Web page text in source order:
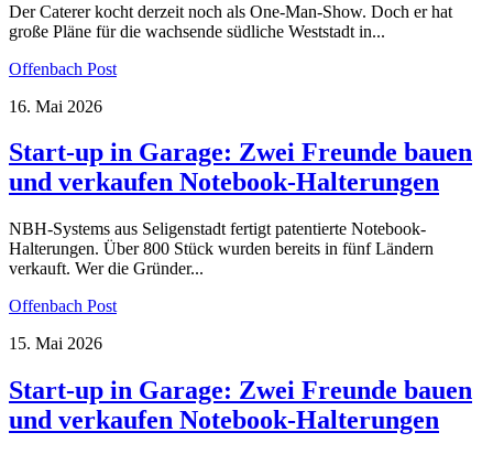
Der Caterer kocht derzeit noch als One-Man-Show. Doch er hat
große Pläne für die wachsende südliche Weststadt in...
Offenbach Post
16. Mai 2026
Start-up in Garage: Zwei Freunde bauen
und verkaufen Notebook-Halterungen
NBH-Systems aus Seligenstadt fertigt patentierte Notebook-
Halterungen. Über 800 Stück wurden bereits in fünf Ländern
verkauft. Wer die Gründer...
Offenbach Post
15. Mai 2026
Start-up in Garage: Zwei Freunde bauen
und verkaufen Notebook-Halterungen